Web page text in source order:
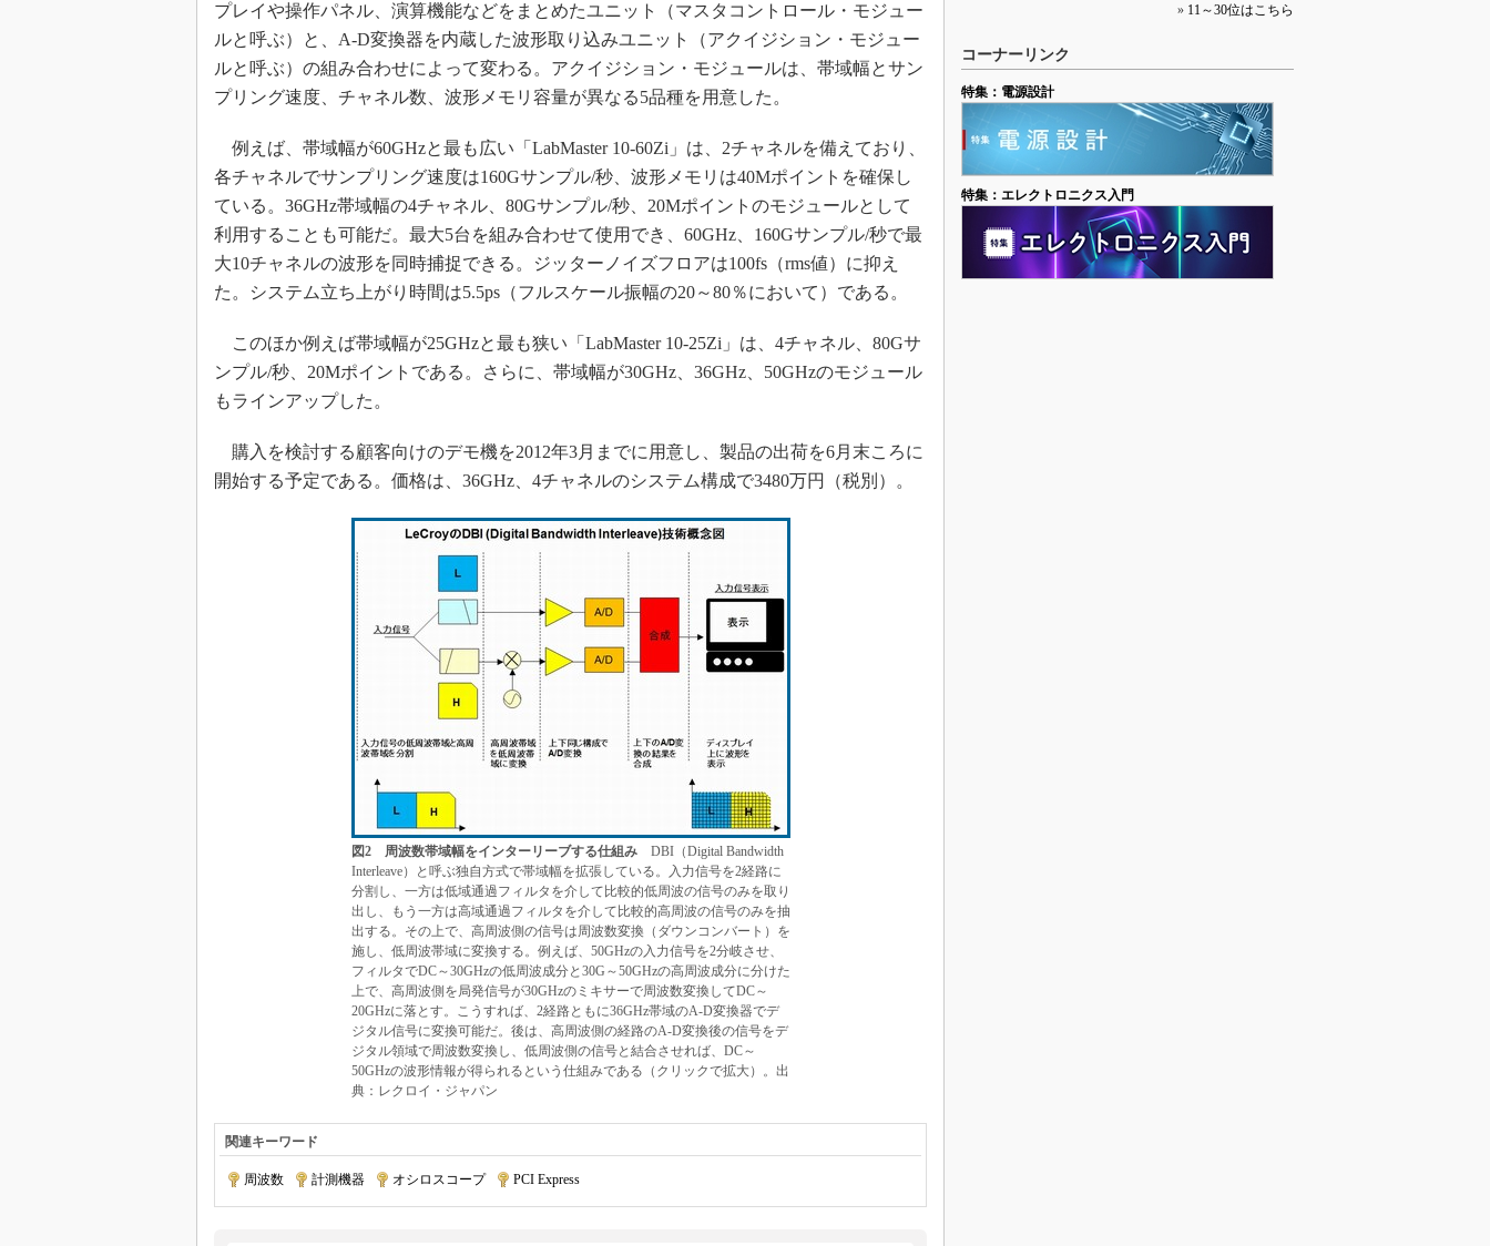
プレイや操作パネル、演算機能などをまとめたユニット（マスタコントロール・モジュー
ルと呼ぶ）と、A-D変換器を内蔵した波形取り込みユニット（アクイジション・モジュー
ルと呼ぶ）の組み合わせによって変わる。アクイジション・モジュールは、帯域幅とサン
プリング速度、チャネル数、波形メモリ容量が異なる5品種を用意した。
例えば、帯域幅が60GHzと最も広い「LabMaster 10-60Zi」は、2チャネルを備えており、
各チャネルでサンプリング速度は160Gサンプル/秒、波形メモリは40Mポイントを確保し
ている。36GHz帯域幅の4チャネル、80Gサンプル/秒、20Mポイントのモジュールとして
利用することも可能だ。最大5台を組み合わせて使用でき、60GHz、160Gサンプル/秒で最
大10チャネルの波形を同時捕捉できる。ジッターノイズフロアは100fs（rms値）に抑え
た。システム立ち上がり時間は5.5ps（フルスケール振幅の20～80％において）である。
このほか例えば帯域幅が25GHzと最も狭い「LabMaster 10-25Zi」は、4チャネル、80Gサ
ンプル/秒、20Mポイントである。さらに、帯域幅が30GHz、36GHz、50GHzのモジュール
もラインアップした。
購入を検討する顧客向けのデモ機を2012年3月までに用意し、製品の出荷を6月末ころに
開始する予定である。価格は、36GHz、4チャネルのシステム構成で3480万円（税別）。
図2 周波数帯域幅をインターリーブする仕組みDBI（Digital Bandwidth
Interleave）と呼ぶ独自方式で帯域幅を拡張している。入力信号を2経路に
分割し、一方は低域通過フィルタを介して比較的低周波の信号のみを取り
出し、もう一方は高域通過フィルタを介して比較的高周波の信号のみを抽
出する。その上で、高周波側の信号は周波数変換（ダウンコンバート）を
施し、低周波帯域に変換する。例えば、50GHzの入力信号を2分岐させ、
フィルタでDC～30GHzの低周波成分と30G～50GHzの高周波成分に分けた
上で、高周波側を局発信号が30GHzのミキサーで周波数変換してDC～
20GHzに落とす。こうすれば、2経路ともに36GHz帯域のA-D変換器でデ
ジタル信号に変換可能だ。後は、高周波側の経路のA-D変換後の信号をデ
ジタル領域で周波数変換し、低周波側の信号と結合させれば、DC～
50GHzの波形情報が得られるという仕組みである（クリックで拡大）。出
典：レクロイ・ジャパン
関連キーワード
周波数 計測機器 オシロスコープ| PCI Express
» 11～30位はこちら
コーナーリンク
特集：電源設計
特集：エレクトロニクス入門